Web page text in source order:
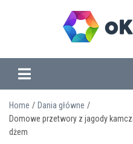
Home
Dania główne
Domowe przetwory z jagody
dżem